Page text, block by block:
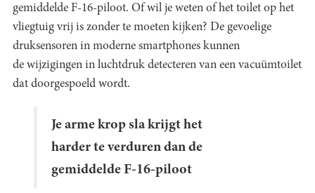
gemiddelde F-16-piloot. Of wil je weten of het toilet op het
vliegtuig vrij is zonder te moeten kijken? De gevoelige
druksensoren in moderne smartphones kunnen
de wijzigingen in luchtdruk detecteren van een vacuümtoilet
dat doorgespoeld wordt.
Je arme krop sla krijgt het
harder te verduren dan de
gemiddelde F-16-piloot